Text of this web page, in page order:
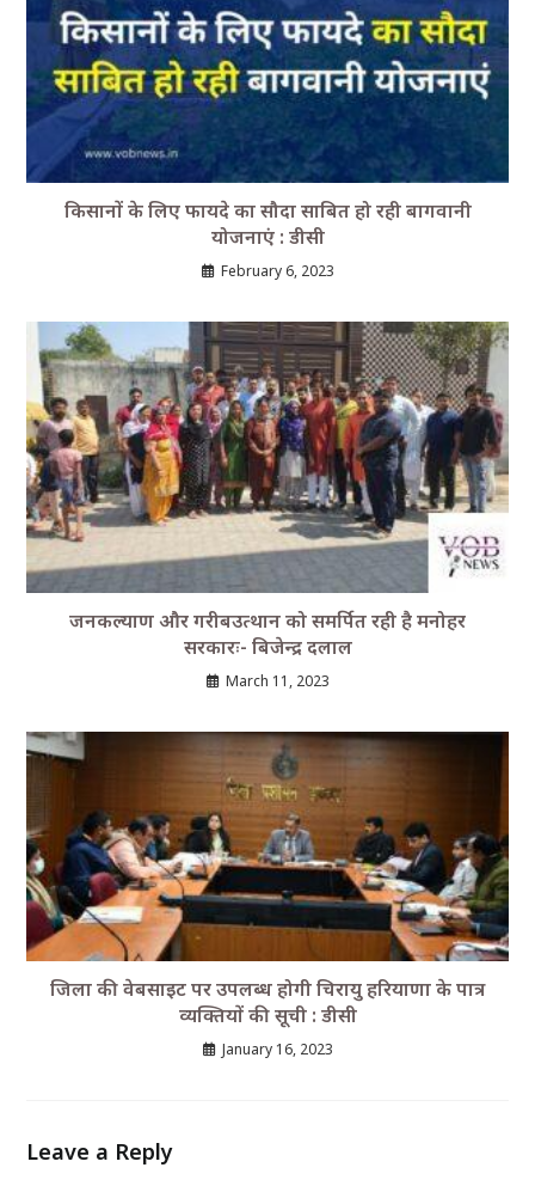
किसानों के लिए फायदे का सौदा साबित हो रही बागवानी
योजनाएं : डीसी
February 6, 2023
जनकल्याण और गरीबउत्थान को समर्पित रही है मनोहर
सरकारः- बिजेन्द्र दलाल
March 11, 2023
जिला की वेबसाइट पर उपलब्ध होगी चिरायु हरियाणा के पात्र
व्यक्तियों की सूची : डीसी
January 16, 2023
Leave a Reply